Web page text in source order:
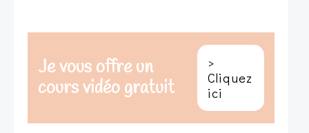
Je vous offre un
cours vidéo gratuit
>
Cliquez
ici